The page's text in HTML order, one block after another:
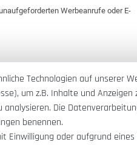
Werbeanrufe oder E-
Technologien auf unserer
um z.B. Inhalte und
Die
benennen.
Einwilligung oder aufgrund